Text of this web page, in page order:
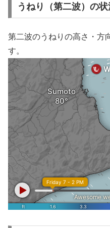
うねり（第二波）の状
第二波のうねりの高さ・方
す。